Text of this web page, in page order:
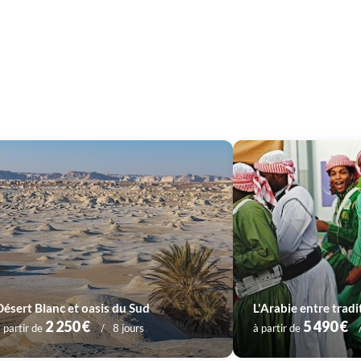
Blanc et oasis du Sud
partir de 2 250 € 8 jours
L'Arabie entre
à partir de 5 490 €